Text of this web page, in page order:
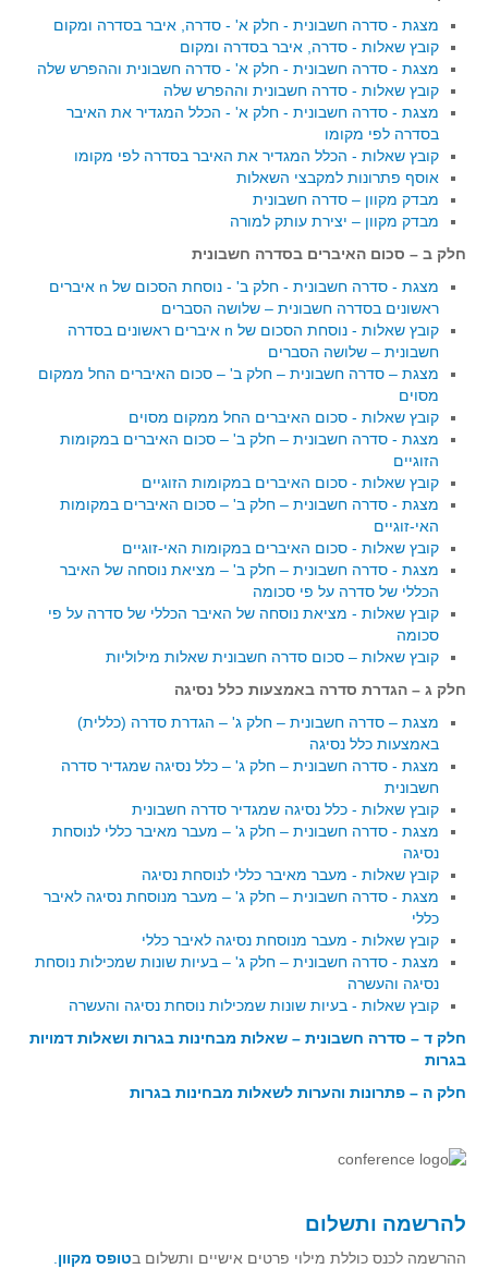
תרבומטיקה
ספרים ומספרים
סרטים וקולנוע
הומור ומתמטיקה
פוסטרים
כתבי עת, עתונות ובלוגים מתמטיים
קבוצות דיון
מצגת - סדרה חשבונית - חלק א' - סדרה, איבר בסדרה ומקום
קובץ שאלות - סדרה, איבר בסדרה ומקום
מצגת - סדרה חשבונית - חלק א' - סדרה חשבונית וההפרש שלה
קובץ שאלות - סדרה חשבונית וההפרש שלה
מצגת - סדרה חשבונית - חלק א' - הכלל המגדיר את האיבר
בסדרה לפי מקומו
קובץ שאלות - הכלל המגדיר את האיבר בסדרה לפי מקומו
אוסף פתרונות למקבצי השאלות
מבדק מקוון – סדרה חשבונית
מבדק מקוון – יצירת עותק למורה
חלק ב – סכום האיברים בסדרה חשבונית
מצגת - סדרה חשבונית - חלק ב' - נוסחת הסכום של n איברים
ראשונים בסדרה חשבונית – שלושה הסברים
קובץ שאלות - נוסחת הסכום של n איברים ראשונים בסדרה
חשבונית – שלושה הסברים
מצגת – סדרה חשבונית – חלק ב' – סכום האיברים החל ממקום
מסוים
קובץ שאלות - סכום האיברים החל ממקום מסוים
מצגת - סדרה חשבונית – חלק ב' – סכום האיברים במקומות
הזוגיים
קובץ שאלות - סכום האיברים במקומות הזוגיים
מצגת - סדרה חשבונית – חלק ב' – סכום האיברים במקומות
האי-זוגיים
קובץ שאלות - סכום האיברים במקומות האי-זוגיים
מצגת - סדרה חשבונית – חלק ב' – מציאת נוסחה של האיבר
הכללי של סדרה על פי סכומה
קובץ שאלות - מציאת נוסחה של האיבר הכללי של סדרה על פי
סכומה
קובץ שאלות – סכום סדרה חשבונית שאלות מילוליות
חלק ג – הגדרת סדרה באמצעות כלל נסיגה
מצגת – סדרה חשבונית – חלק ג' – הגדרת סדרה (כללית)
באמצעות כלל נסיגה
מצגת - סדרה חשבונית – חלק ג' – כלל נסיגה שמגדיר סדרה
חשבונית
קובץ שאלות - כלל נסיגה שמגדיר סדרה חשבונית
מצגת - סדרה חשבונית – חלק ג' – מעבר מאיבר כללי לנוסחת
נסיגה
קובץ שאלות - מעבר מאיבר כללי לנוסחת נסיגה
מצגת - סדרה חשבונית – חלק ג' – מעבר מנוסחת נסיגה לאיבר
כללי
קובץ שאלות - מעבר מנוסחת נסיגה לאיבר כללי
מצגת - סדרה חשבונית – חלק ג' – בעיות שונות שמכילות נוסחת
נסיגה והעשרה
קובץ שאלות - בעיות שונות שמכילות נוסחת נסיגה והעשרה
חלק ד – סדרה חשבונית – שאלות מבחינות בגרות ושאלות דמויות
בגרות
חלק ה – פתרונות והערות לשאלות מבחינות בגרות
להרשמה ותשלום
ההרשמה לכנס כוללת מילוי פרטים אישיים ותשלום בטופס מקוון